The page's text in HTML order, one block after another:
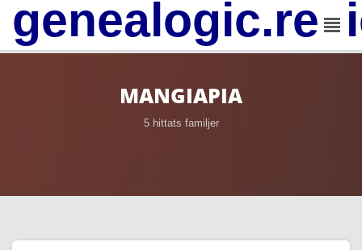
MANGIAPIA
5 hittats familjer